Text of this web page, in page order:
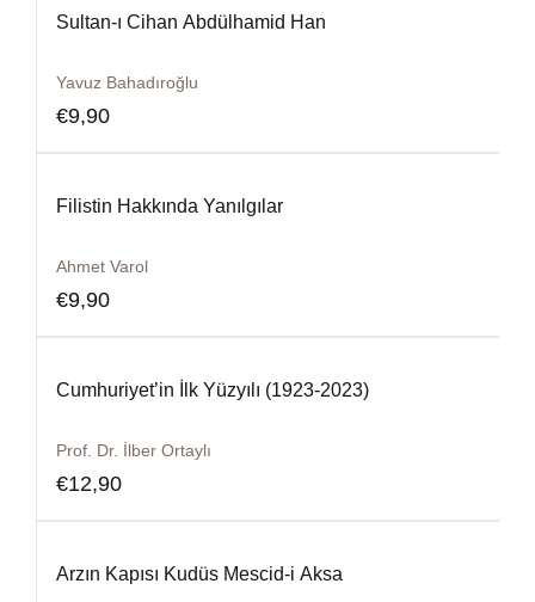
Sultan-ı Cihan Abdülhamid Han
Yavuz Bahadıroğlu
€9,90
Filistin Hakkında Yanılgılar
Ahmet Varol
€9,90
Cumhuriyet’in İlk Yüzyılı (1923-2023)
Prof. Dr. İlber Ortaylı
€12,90
Arzın Kapısı Kudüs Mescid-i Aksa